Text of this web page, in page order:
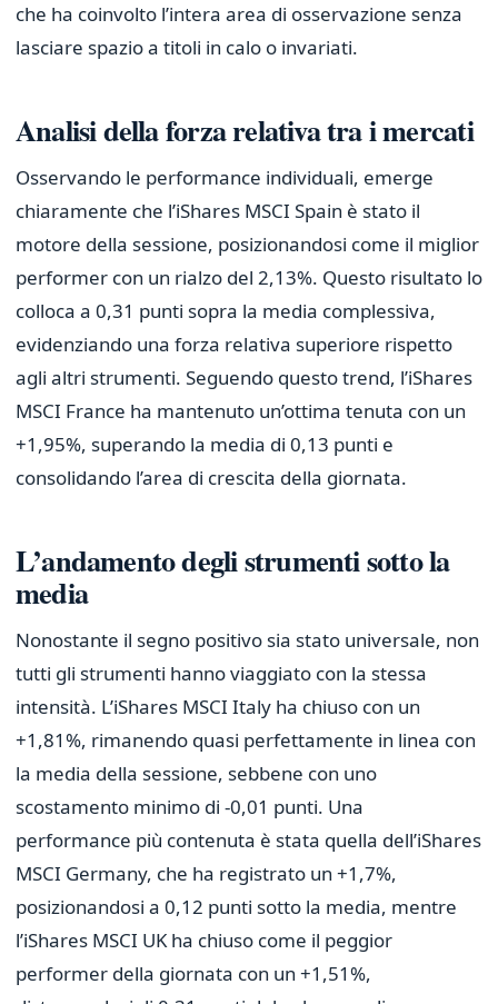
che ha coinvolto l’intera area di osservazione senza
lasciare spazio a titoli in calo o invariati.
Analisi della forza relativa tra i mercati
Osservando le performance individuali, emerge
chiaramente che l’iShares MSCI Spain è stato il
motore della sessione, posizionandosi come il miglior
performer con un rialzo del 2,13%. Questo risultato lo
colloca a 0,31 punti sopra la media complessiva,
evidenziando una forza relativa superiore rispetto
agli altri strumenti. Seguendo questo trend, l’iShares
MSCI France ha mantenuto un’ottima tenuta con un
+1,95%, superando la media di 0,13 punti e
consolidando l’area di crescita della giornata.
L’andamento degli strumenti sotto la
media
Nonostante il segno positivo sia stato universale, non
tutti gli strumenti hanno viaggiato con la stessa
intensità. L’iShares MSCI Italy ha chiuso con un
+1,81%, rimanendo quasi perfettamente in linea con
la media della sessione, sebbene con uno
scostamento minimo di -0,01 punti. Una
performance più contenuta è stata quella dell’iShares
MSCI Germany, che ha registrato un +1,7%,
posizionandosi a 0,12 punti sotto la media, mentre
l’iShares MSCI UK ha chiuso come il peggior
performer della giornata con un +1,51%,